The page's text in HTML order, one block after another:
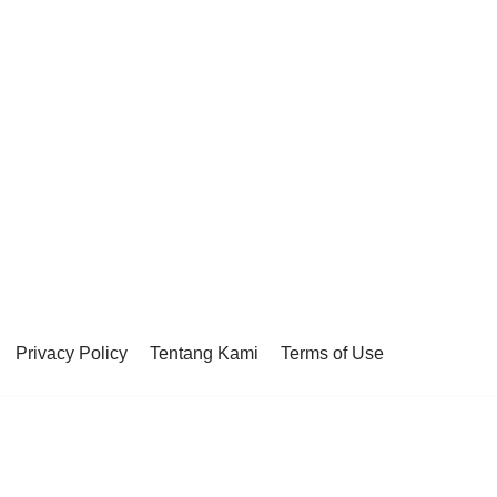
Privacy Policy Tentang Kami Terms of Use